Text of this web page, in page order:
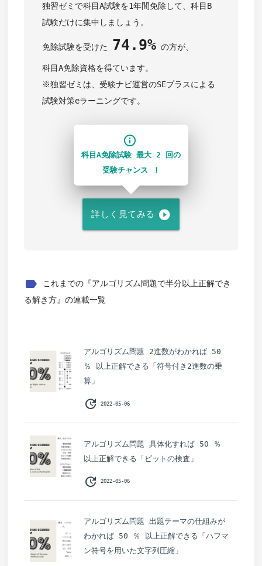
独習ゼミで科目A試験を1年間免除して、科目B
試験だけに集中しましょう。
免除試験を受けた 74.9% の方が、
科目A免除資格を得ています。
※独習ゼミは、受験ナビ運営のSEプラスによる
試験対策eラーニングです。
info_outline
科目A免除試験 最大 2 回の
受験チャンス ！
詳しく見てみる play_circle_filled
label
これまでの『アルゴリズム問題で半分以上正解でき
る解き方』の連載一覧
アルゴリズム問題 2進数がわかれば 50
％ 以上正解できる「符号付き2進数の乗
算」
update 2022-05-06
アルゴリズム問題 具体化すれば 50 ％
以上正解できる「ビットの検査」
update 2022-05-06
アルゴリズム問題 出題テーマの仕組みが
わかれば 50 ％ 以上正解できる「ハフマ
ン符号を用いた文字列圧縮」